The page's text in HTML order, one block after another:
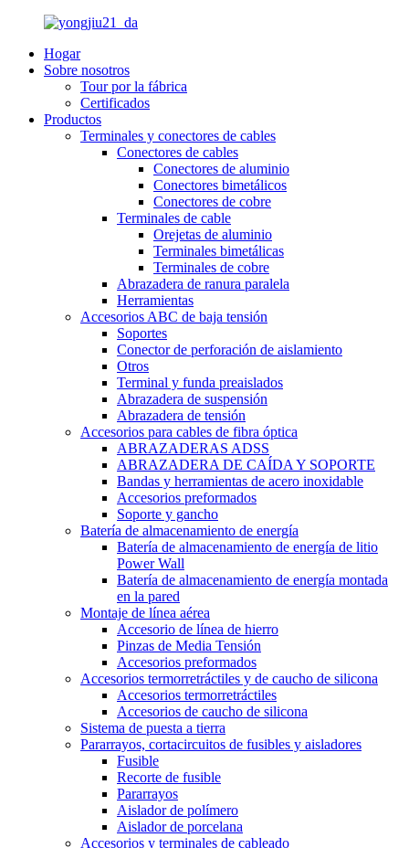
Hogar
Sobre nosotros
Tour por la fábrica
Certificados
Productos
Terminales y conectores de cables
Conectores de cables
Conectores de aluminio
Conectores bimetálicos
Conectores de cobre
Terminales de cable
Orejetas de aluminio
Terminales bimetálicas
Terminales de cobre
Abrazadera de ranura paralela
Herramientas
Accesorios ABC de baja tensión
Soportes
Conector de perforación de aislamiento
Otros
Terminal y funda preaislados
Abrazadera de suspensión
Abrazadera de tensión
Accesorios para cables de fibra óptica
ABRAZADERAS ADSS
ABRAZADERA DE CAÍDA Y SOPORTE
Bandas y herramientas de acero inoxidable
Accesorios preformados
Soporte y gancho
Batería de almacenamiento de energía
Batería de almacenamiento de energía de litio
Power Wall
Batería de almacenamiento de energía montada
en la pared
Montaje de línea aérea
Accesorio de línea de hierro
Pinzas de Media Tensión
Accesorios preformados
Accesorios termorretráctiles y de caucho de silicona
Accesorios termorretráctiles
Accesorios de caucho de silicona
Sistema de puesta a tierra
Pararrayos, cortacircuitos de fusibles y aisladores
Fusible
Recorte de fusible
Pararrayos
Aislador de polímero
Aislador de porcelana
Accesorios y terminales de cableado